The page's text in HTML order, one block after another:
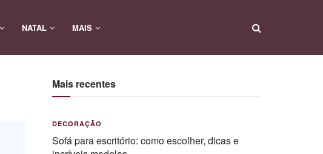
NATAL MAIS
Mais recentes
DECORAÇÃO
Sofá para escritório: como escolher, dicas e